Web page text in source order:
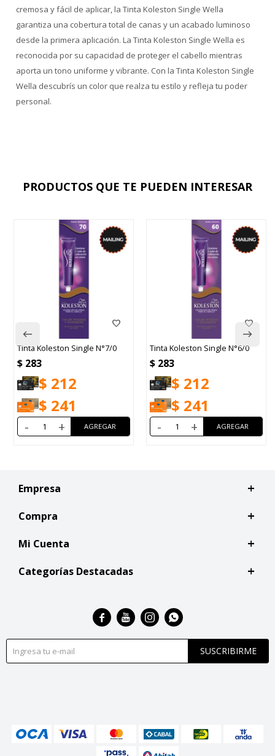
cremosa y fácil de aplicar, la Tinta Koleston Single Wella
garantiza una cobertura total de canas y un acabado luminoso
desde la primera aplicación. La Tinta Koleston Single Wella es
reconocida por su capacidad de proteger el cabello mientras
aporta un tono uniforme y vibrante. Con la Tinta Koleston Single
Wella descubrís un color que realza tu estilo y refleja tu poder
personal.
PRODUCTOS QUE TE PUEDEN INTERESAR
N°7/0 Tinta Koleston Single N°6/0
+
Nutrisse Cor Intensa
+
Empresa
Compra
Mi Cuenta
Categorías Destacadas
SUSCRIBIRME
   